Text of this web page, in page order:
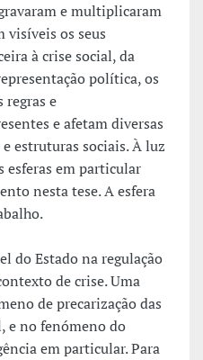
e multiplicaram
visíveis os seus
à crise social, da
política, os
regras e
e afetam diversas
estruturas sociais. À luz
esferas em particular
nesta tese. A esfera
do Estado na regulação
de crise. Uma
de precarização das
e no fenómeno do
em particular. Para